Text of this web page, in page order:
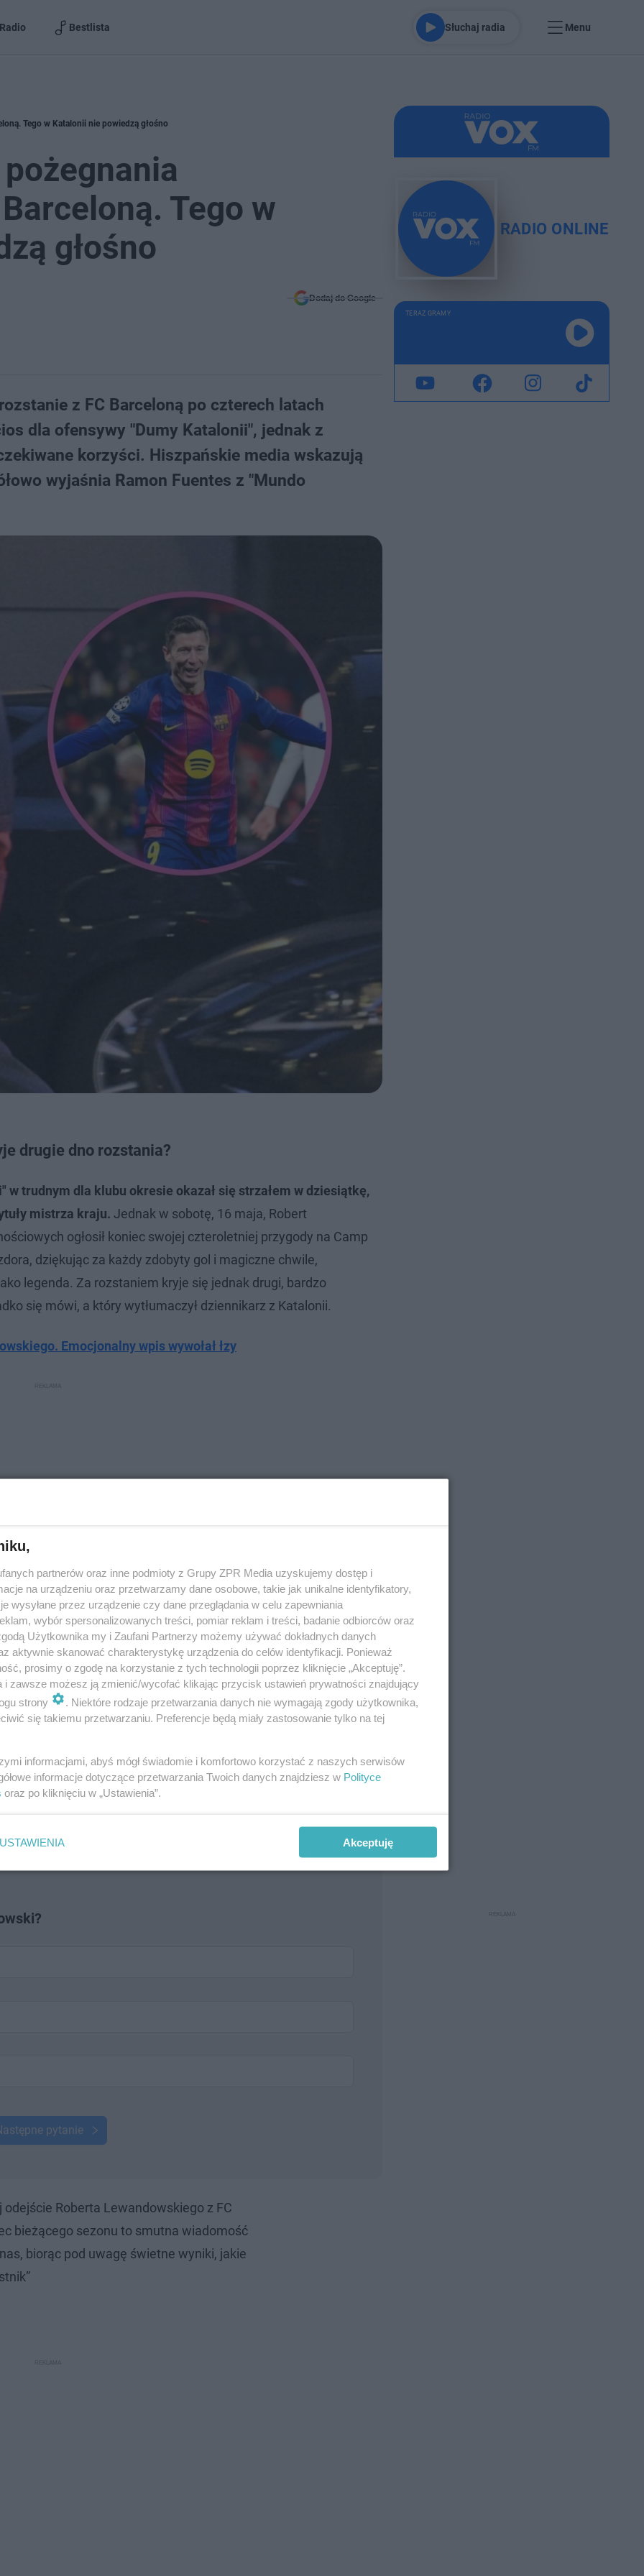
Radio Bestlista Słuchaj radia Menu
Tego w Katalonii nie powiedzą głośno
Tego w
głośno
Dodaj do Google
z FC Barceloną po czterech latach
dla ofensywy "Dumy Katalonii", jednak z
korzyści. Hiszpańskie media wskazują
wyjaśnia Ramon Fuentes z "Mundo
drugie dno rozstania?
trudnym dla klubu okresie okazał się strzałem w dziesiątkę,
mistrza kraju. Jednak w sobotę, 16 maja, Robert
ogłosił koniec swojej czteroletniej przygody na Camp
dziękując za każdy zdobyty gol i magiczne chwile,
legenda. Za rozstaniem kryje się jednak drugi, bardzo
się mówi, a który wytłumaczył dziennikarz z Katalonii.
Emocjonalny wpis wywołał łzy
Roberta Lewandowskiego?
ataku, ale jednocześnie daje klubowi potężny zastrzyk
kadrze! Zaskakujące wyniki sondażu
tylko dla fanów piłki. Niby
pytanie
odejście Roberta Lewandowskiego z FC
bieżącego sezonu to smutna wiadomość
biorąc pod uwagę świetne wyniki, jakie
RADIO ONLINE
TERAZ GRAMY
partnerów oraz inne podmioty z Grupy ZPR Media uzyskujemy dostęp i
na urządzeniu oraz przetwarzamy dane osobowe, takie jak unikalne identyfikatory,
wysyłane przez urządzenie czy dane przeglądania w celu zapewniania
wybór spersonalizowanych treści, pomiar reklam i treści, badanie odbiorców oraz
Użytkownika my i Zaufani Partnerzy możemy używać dokładnych danych
aktywnie skanować charakterystykę urządzenia do celów identyfikacji. Ponieważ
prosimy o zgodę na korzystanie z tych technologii poprzez kliknięcie „Akceptuję”.
i zawsze możesz ją zmienić/wycofać klikając przycisk ustawień prywatności znajdujący
strony
. Niektóre rodzaje przetwarzania danych nie wymagają zgody użytkownika,
się takiemu przetwarzaniu. Preferencje będą miały zastosowanie tylko na tej
informacjami, abyś mógł świadomie i komfortowo korzystać z naszych serwisów
informacje dotyczące przetwarzania Twoich danych znajdziesz w Polityce
oraz po kliknięciu w „Ustawienia”.
USTAWIENIA Akceptuję